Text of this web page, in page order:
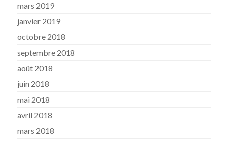
mars 2019
janvier 2019
octobre 2018
septembre 2018
août 2018
juin 2018
mai 2018
avril 2018
mars 2018